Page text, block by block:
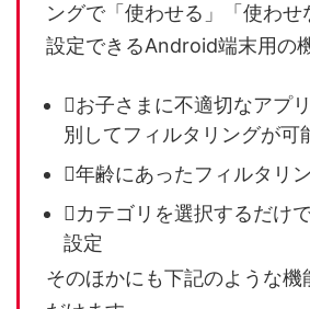
ングで「使わせる」「使わせ
設定できるAndroid端末用の
お子さまに不適切なアプ
別してフィルタリングが可
年齢にあったフィルタリ
カテゴリを選択するだけ
設定
そのほかにも下記のような機